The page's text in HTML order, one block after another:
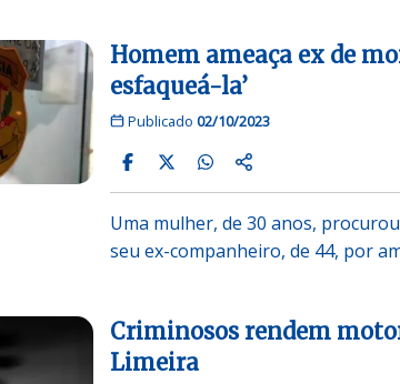
Homem ameaça ex de
esfaqueá-la’
Publicado 02/10/2023
Uma mulher, de 30 anos,
seu ex-companheiro, de 44, por
Criminosos rendem
Limeira